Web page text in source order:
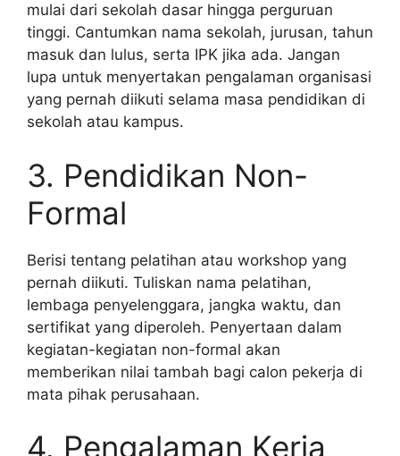
mulai dari sekolah dasar hingga perguruan
tinggi. Cantumkan nama sekolah, jurusan, tahun
masuk dan lulus, serta IPK jika ada. Jangan
lupa untuk menyertakan pengalaman organisasi
yang pernah diikuti selama masa pendidikan di
sekolah atau kampus.
3. Pendidikan Non-
Formal
Berisi tentang pelatihan atau workshop yang
pernah diikuti. Tuliskan nama pelatihan,
lembaga penyelenggara, jangka waktu, dan
sertifikat yang diperoleh. Penyertaan dalam
kegiatan-kegiatan non-formal akan
memberikan nilai tambah bagi calon pekerja di
mata pihak perusahaan.
4. Pengalaman Kerja